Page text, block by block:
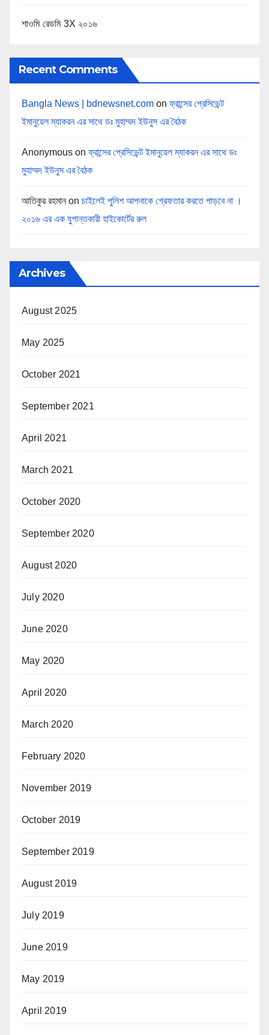
শাওমি রেডমি 3X ২০১৬
Recent Comments
Bangla News | bdnewsnet.com onফ্রান্সের প্রেসিডেন্ট
ইমানুয়েল ম্যাকরন এর সাথে ডঃ মুহাম্মদ ইউনুস এর বৈঠক
Anonymous onফ্রান্সের প্রেসিডেন্ট ইমানুয়েল ম্যাকরন এর সাথে ডঃ
মুহাম্মদ ইউনুস এর বৈঠক
আতিকুর রহমান on চাইলেই পুলিশ আপনাকে গ্রেফতার করতে পাড়বে না ।
২০১৬ এর এক যুগান্তকারী হাইকোর্টের রুল
Archives
August 2025
May 2025
October 2021
September 2021
April 2021
March 2021
October 2020
September 2020
August 2020
July 2020
June 2020
May 2020
April 2020
March 2020
February 2020
November 2019
October 2019
September 2019
August 2019
July 2019
June 2019
May 2019
April 2019